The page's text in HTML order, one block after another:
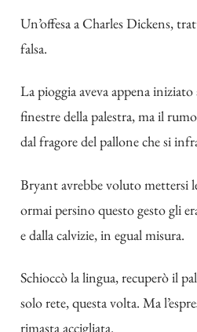
Un’offesa a Charles Dickens,
falsa.
La pioggia aveva appena
finestre della palestra, ma il
dal fragore del pallone che si
Bryant avrebbe voluto mettersi
ormai persino questo gesto gli
e dalla calvizie, in egual misura.
Schioccò la lingua, recuperò il
solo rete, questa volta. Ma
rimasta accigliata.